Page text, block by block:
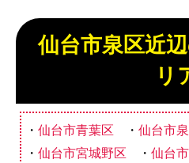
仙台市泉区近
リ
仙台市青葉区 仙台市
仙台市宮城野区
仙台